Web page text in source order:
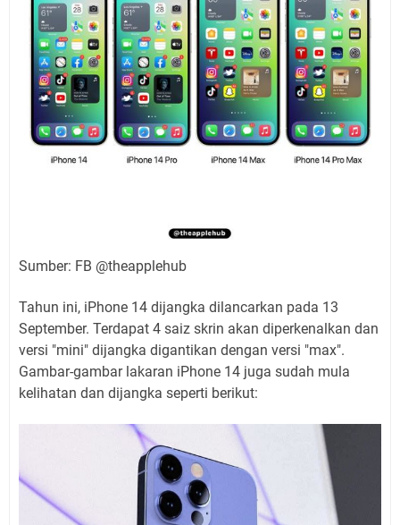
Sumber: FB @theapplehub
Tahun ini, iPhone 14 dijangka dilancarkan pada 13
September. Terdapat 4 saiz skrin akan diperkenalkan dan
versi "mini" dijangka digantikan dengan versi "max".
Gambar-gambar lakaran iPhone 14 juga sudah mula
kelihatan dan dijangka seperti berikut: